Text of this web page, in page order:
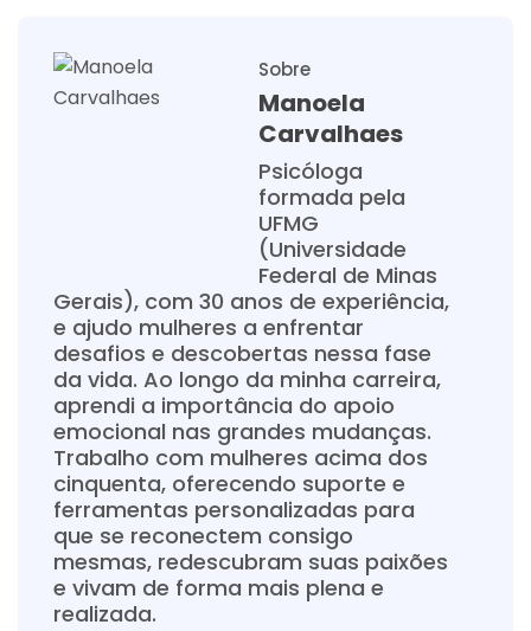
Sobre
Manoela
Carvalhaes
Psicóloga
formada pela
UFMG
(Universidade
Federal de Minas
Gerais), com 30 anos de experiência,
e ajudo mulheres a enfrentar
desafios e descobertas nessa fase
da vida. Ao longo da minha carreira,
aprendi a importância do apoio
emocional nas grandes mudanças.
Trabalho com mulheres acima dos
cinquenta, oferecendo suporte e
ferramentas personalizadas para
que se reconectem consigo
mesmas, redescubram suas paixões
e vivam de forma mais plena e
realizada.